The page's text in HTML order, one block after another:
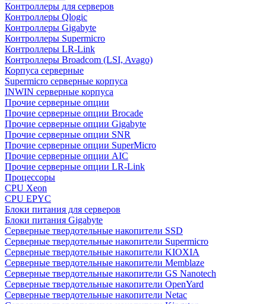
Контроллеры для серверов
Контроллеры Qlogic
Контроллеры Gigabyte
Контроллеры Supermicro
Контроллеры LR-Link
Контроллеры Broadcom (LSI, Avago)
Корпуса серверные
Supermicro серверные корпуса
INWIN серверные корпуса
Прочие серверные опции
Прочие серверные опции Brocade
Прочие серверные опции Gigabyte
Прочие серверные опции SNR
Прочие серверные опции SuperMicro
Прочие серверные опции AIC
Прочие серверные опции LR-Link
Процессоры
CPU Xeon
CPU EPYC
Блоки питания для серверов
Блоки питания Gigabyte
Серверные твердотельные накопители SSD
Cерверные твердотельные накопители Supermicro
Cерверные твердотельные накопители KIOXIA
Cерверные твердотельные накопители Memblaze
Cерверные твердотельные накопители GS Nanotech
Серверные твердотельные накопители OpenYard
Серверные твердотельные накопители Netac